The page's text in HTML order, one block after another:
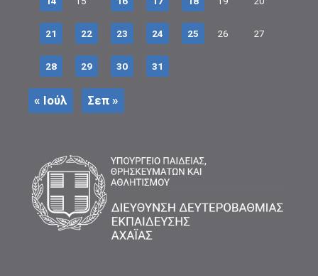
21 22 23 24 25 26 27
28 29 30 31
« Ιούλ Σεπ »